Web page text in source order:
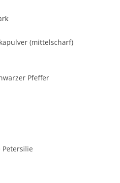
(mittelscharf)
Pfeffer